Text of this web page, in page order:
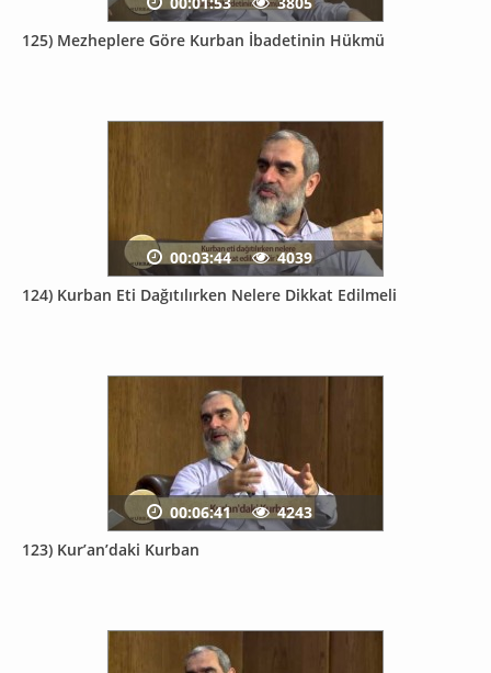
125) Mezheplere Göre Kurban İbadetinin Hükmü
124) Kurban Eti Dağıtılırken Nelere Dikkat Edilmeli
00:03:44 4039
123) Kur’an’daki Kurban
00:06:41 4243